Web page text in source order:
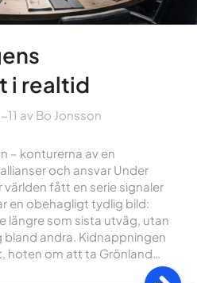
i realtid
av Bo Jonsson
– konturerna av en
och ansvar Under
fått en serie signaler
en obehagligt tydlig bild:
längre som sista utväg, utan
andra. Kidnappningen
hoten om att ta Grönland…